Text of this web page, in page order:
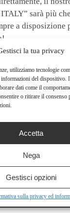
la tua privacy
utilizziamo tecnologie
informazioni del dispositivo.
dati come il
o ritirare il consenso
Accetta
Nega
Gestisci opzioni
sulla privacy ed
sarà più
a disposizione
€